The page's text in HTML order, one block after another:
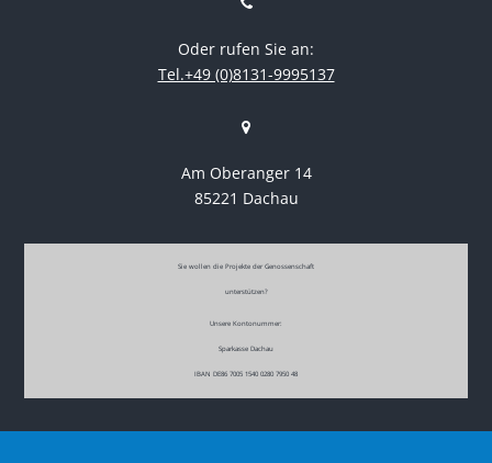
Oder rufen Sie an:
Tel.+49 (0)8131-9995137
Am Oberanger 14
85221 Dachau
Sie wollen die Projekte der Genossenschaft
unterstützen?
Unsere Kontonummer:
Sparkasse Dachau
IBAN DE86 7005 1540 0280 7950 48